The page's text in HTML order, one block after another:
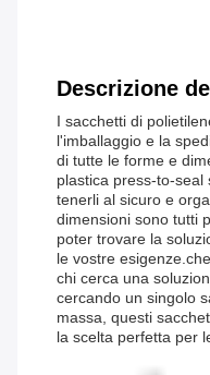
Descrizione
I sacchetti di
l'imballaggio e la
di tutte le forme e
plastica press-to-
tenerli al sicuro e
dimensioni sono tutti
poter trovare la
le vostre
chi cerca una
cercando un singolo
massa, questi
la scelta perfetta per